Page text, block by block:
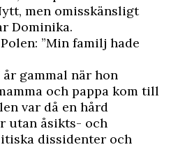
men omisskänsligt
Dominika.
”Min familj hade
gammal när hon
och pappa kom till
var då en hård
utan åsikts- och
dissidenter och